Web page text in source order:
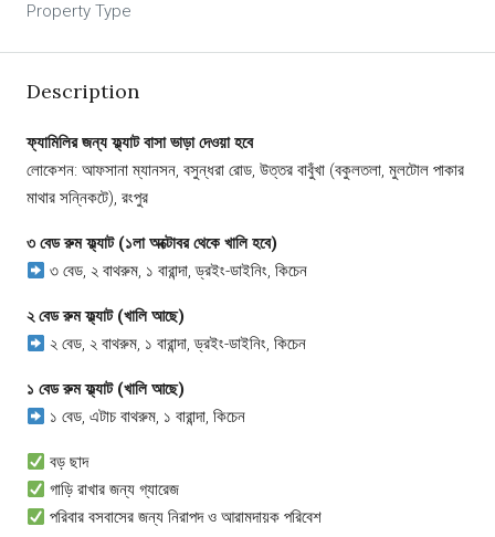
Property Type
Description
ফ্যামিলির জন্য ফ্ল্যাট বাসা ভাড়া দেওয়া হবে
লোকেশন: আফসানা ম্যানসন, বসুন্ধরা রোড, উত্তর বাবুঁখা (বকুলতলা, মুলটোল পাকার
মাথার সন্নিকটে), রংপুর
৩ বেড রুম ফ্ল্যাট (১লা অক্টোবর থেকে খালি হবে)
৩ বেড, ২ বাথরুম, ১ বারান্দা, ড্রইং-ডাইনিং, কিচেন
২ বেড রুম ফ্ল্যাট (খালি আছে)
২ বেড, ২ বাথরুম, ১ বারান্দা, ড্রইং-ডাইনিং, কিচেন
১ বেড রুম ফ্ল্যাট (খালি আছে)
১ বেড, এটাচ বাথরুম, ১ বারান্দা, কিচেন
বড় ছাদ
গাড়ি রাখার জন্য গ্যারেজ
পরিবার বসবাসের জন্য নিরাপদ ও আরামদায়ক পরিবেশ